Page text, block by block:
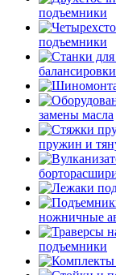
подъемники
подъемники
замены масла
пружин и
ножничные
подъемники